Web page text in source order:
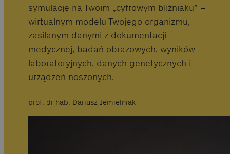
symulację na Twoim „cyfrowym bliźniaku” –
wirtualnym modelu Twojego organizmu,
zasilanym danymi z dokumentacji
medycznej, badań obrazowych, wyników
laboratoryjnych, danych genetycznych i
urządzeń noszonych.
prof. dr hab. Dariusz Jemielniak